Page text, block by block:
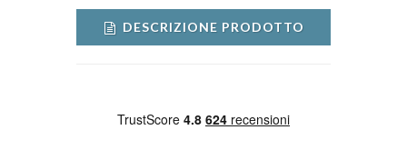
DESCRIZIONE PRODOTTO